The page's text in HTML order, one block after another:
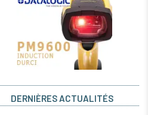
DERNIÈRES ACTUALITÉS